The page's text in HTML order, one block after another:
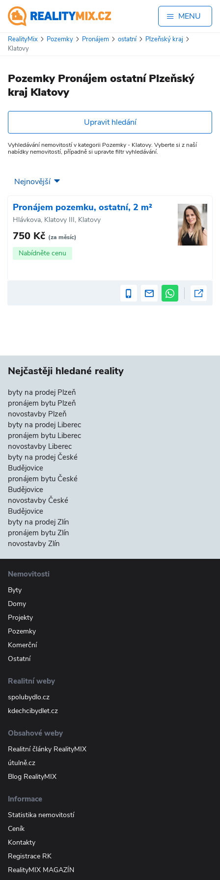
MENU
RealityMix Pozemky Pronájem ostatní
Plzeňský kraj
Klatovy
Pozemky Pronájem ostatní Plzeňský
kraj Klatovy
Upravit hledání
Vyhledávání nemovitostí v kategorii Pozemky - Klatovy. Vyberte si z naší
nabídky nemovitostí, případně si upravte filtr vyhledávání.
Pronájem pozemku, ostatní, 2 m²
Hlávkova, Klatovy III, Klatovy
750 Kč (za měsíc)
Nabídněte cenu
Nejčastěji hledané reality
byty na prodej Plzeň
pronájem bytu Plzeň
novostavby Plzeň
byty na prodej Liberec
pronájem bytu Liberec
novostavby Liberec
byty na prodej České
Budějovice
pronájem bytu České
Budějovice
novostavby České
Budějovice
byty na prodej Zlín
pronájem bytu Zlín
novostavby Zlín
Nemovitosti
Byty
Domy
Projekty
Pozemky
Komerční
Ostatní
Realitní weby
spolubydlo.cz
kdechcibydlet.cz
Obsahové weby
Realitní články RealityMIX
útulně.cz
Blog RealityMIX
Informace
Statistika nemovitostí
Ceník
Kontakty
Registrace RK
RealityMIX MAGAZÍN